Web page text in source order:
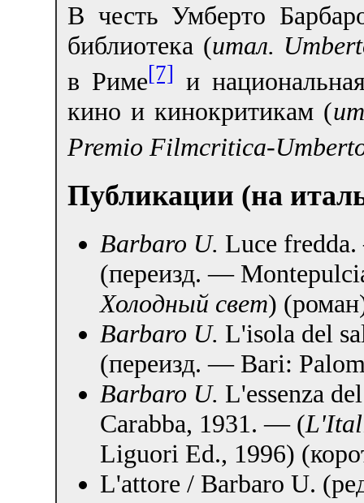
В честь Умберто
библиотека (итал.
в Риме[7] и
кино и кинокритикам (
Premio Filmcritica-
Публикации (на
Barbaro U. Luce
(переизд. —
Холодный свет)
Barbaro U. L'isola del
(переизд. — Bari:
Barbaro U. L'essenza
Carabba, 1931. — (
Liguori Ed., 1996)
L'attore / Barbaro U.